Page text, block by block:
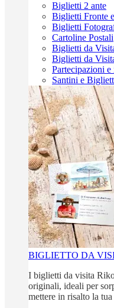
Biglietti 2 ante
Biglietti Fronte
Biglietti
Cartoline Postali
Biglietti da
Biglietti da
Partecipazioni
Santini e
BIGLIETTO DA
I biglietti da visita
originali, ideali per
mettere in risalto la